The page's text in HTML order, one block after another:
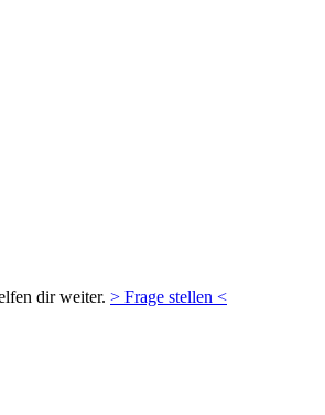
dir weiter. > Frage stellen <